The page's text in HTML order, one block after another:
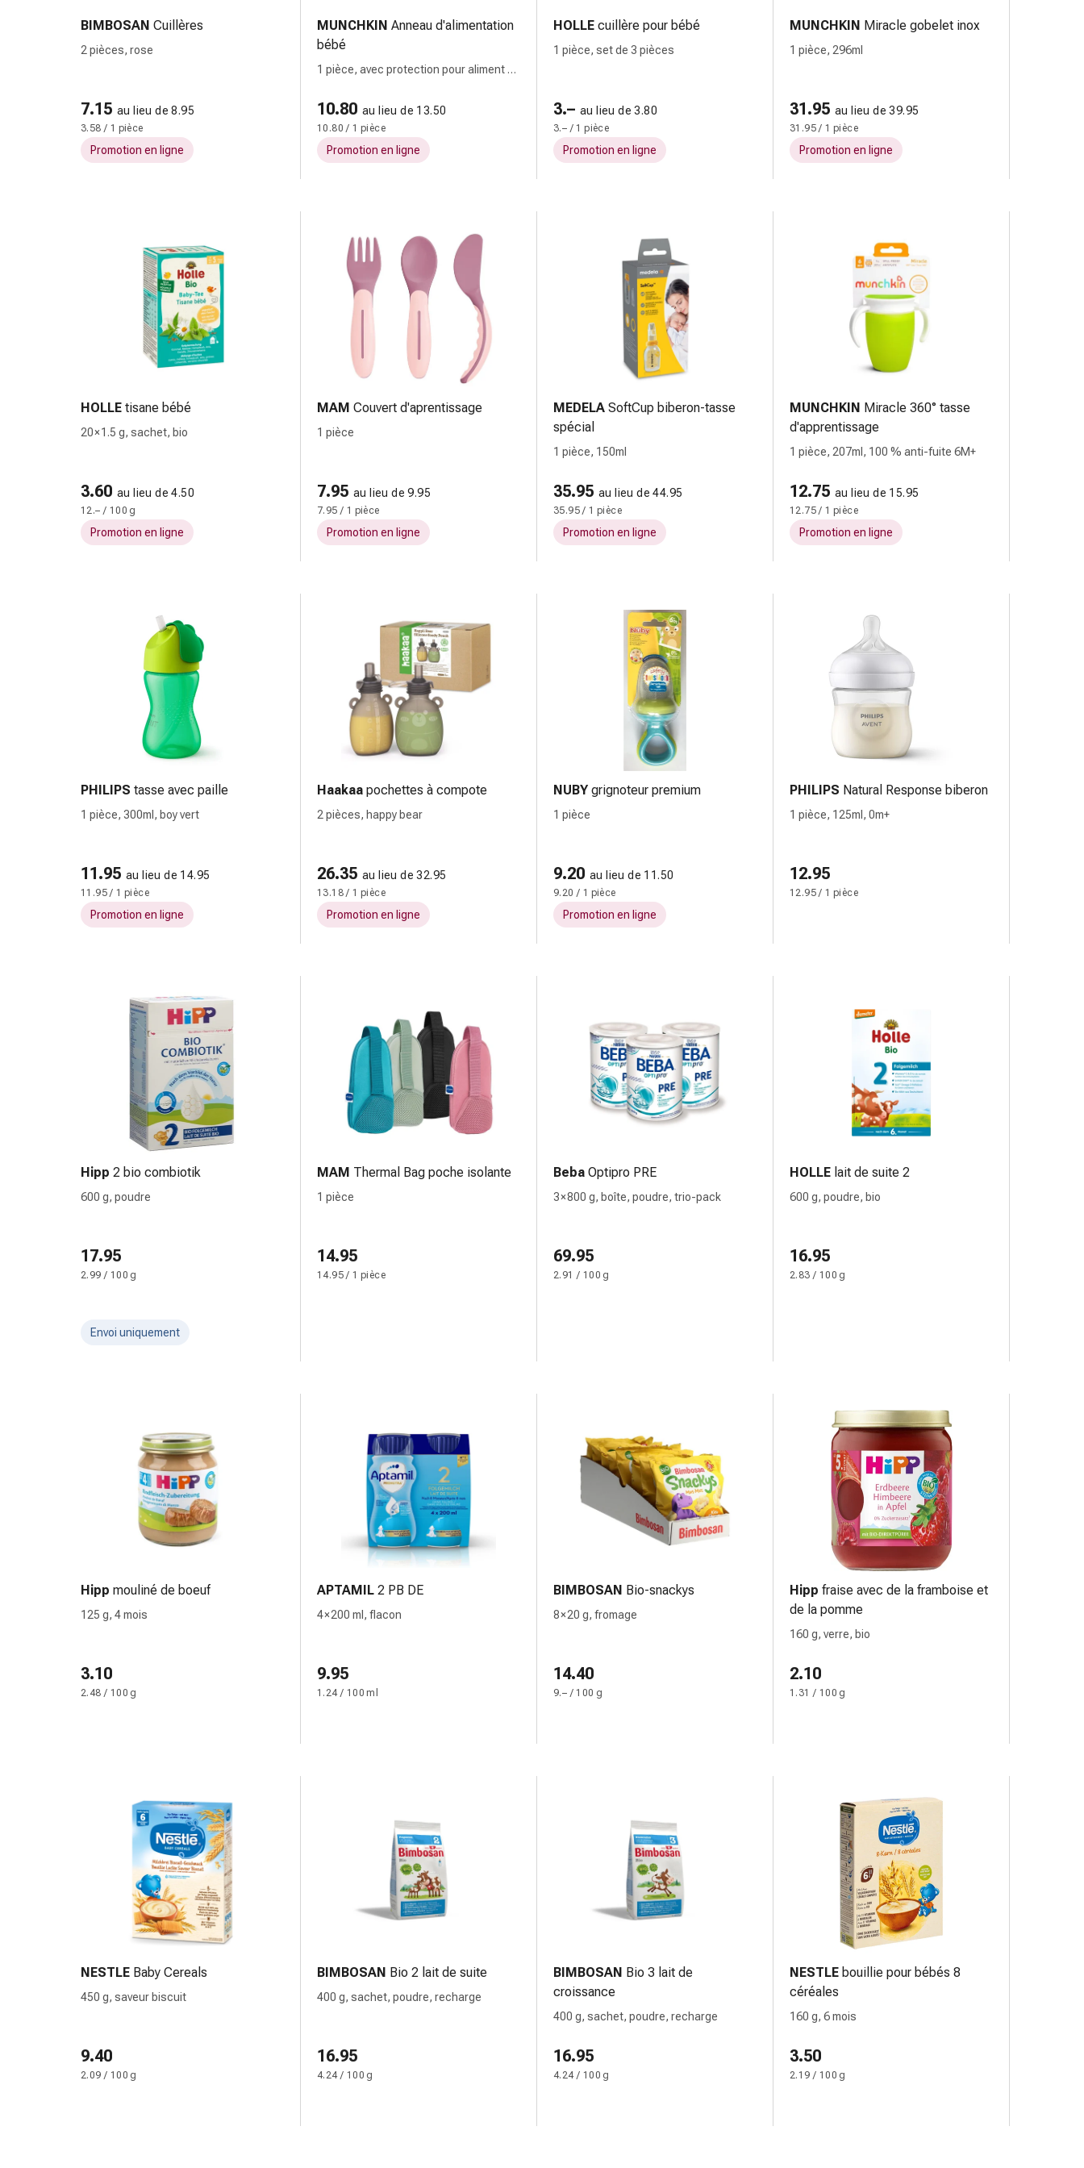
de
soleil
rechange
Pansements
Pommades
Pansement
cutanées
adhésives
Pommade
Tampons
oreilles
Douleurs
ophtalmiques
Inflammation
Pansements
ophtalmiques
Grippe
contre
la
toux
Mal
refroidissement
Inhalateurs
accessoires
Douche
nasale
Mouchoirs
Rhume
Cœur
sanguine
Cœur
compression
Troubles
cardiaques
nerveux
Troubles
de
et
de
Antiallergiques
Diarrhée
Brûlures
d’estomac
Nausées
et
vomissements
BIMBOSAN Cuillères
2 pièces, rose
7.15 au lieu de 8.95
3.58 / 1 pièce
Promotion en ligne
MUNCHKIN Anneau d'alimentation
bébé
1 pièce, avec protection pour aliment en
10.80 au lieu de 13.50
10.80 / 1 pièce
Promotion en ligne
HOLLE cuillère pour bébé
1 pièce, set de 3 pièces
3.– au lieu de 3.80
3.– / 1 pièce
Promotion en ligne
MUNCHKIN Miracle gobelet inox
1 pièce, 296ml
31.95 au lieu de 39.95
31.95 / 1 pièce
Promotion en ligne
HOLLE tisane bébé
20 × 1.5 g, sachet, bio
3.60 au lieu de 4.50
12.– / 100 g
Promotion en ligne
MAM Couvert d'aprentissage
1 pièce
7.95 au lieu de 9.95
7.95 / 1 pièce
Promotion en ligne
MEDELA SoftCup biberon-tasse
spécial
1 pièce, 150ml
35.95 au lieu de 44.95
35.95 / 1 pièce
Promotion en ligne
MUNCHKIN Miracle 360° tasse
d'apprentissage
1 pièce, 207ml, 100 % anti-fuite 6M+
12.75 au lieu de 15.95
12.75 / 1 pièce
Promotion en ligne
PHILIPS tasse avec paille
1 pièce, 300ml, boy vert
11.95 au lieu de 14.95
11.95 / 1 pièce
Promotion en ligne
Haakaa pochettes à compote
2 pièces, happy bear
26.35 au lieu de 32.95
13.18 / 1 pièce
Promotion en ligne
NUBY grignoteur premium
1 pièce
9.20 au lieu de 11.50
9.20 / 1 pièce
Promotion en ligne
PHILIPS Natural Response biberon
1 pièce, 125ml, 0m+
12.95
12.95 / 1 pièce
Hipp 2 bio combiotik
600 g, poudre
17.95
2.99 / 100 g
Envoi uniquement
MAM Thermal Bag poche isolante
1 pièce
14.95
14.95 / 1 pièce
Beba Optipro PRE
3 × 800 g, boîte, poudre, trio-pack
69.95
2.91 / 100 g
HOLLE lait de suite 2
600 g, poudre, bio
16.95
2.83 / 100 g
Hipp mouliné de boeuf
125 g, 4 mois
3.10
2.48 / 100 g
APTAMIL 2 PB DE
4 × 200 ml, flacon
9.95
1.24 / 100 ml
BIMBOSAN Bio-snackys
8 × 20 g, fromage
14.40
9.– / 100 g
Hipp fraise avec de la framboise et
de la pomme
160 g, verre, bio
2.10
1.31 / 100 g
NESTLE Baby Cereals
450 g, saveur biscuit
9.40
2.09 / 100 g
BIMBOSAN Bio 2 lait de suite
400 g, sachet, poudre, recharge
16.95
4.24 / 100 g
BIMBOSAN Bio 3 lait de
croissance
400 g, sachet, poudre, recharge
16.95
4.24 / 100 g
NESTLE bouillie pour bébés 8
céréales
160 g, 6 mois
3.50
2.19 / 100 g